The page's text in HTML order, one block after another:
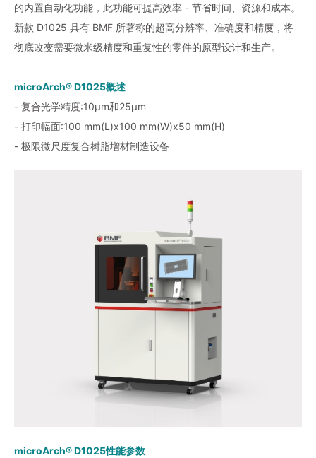
的内置自动化功能，此功能可提高效率 - 节省时间、资源和成本。
新款 D1025 具有 BMF 所著称的超高分辨率、准确度和精度，将
彻底改变需要微米级精度和重复性的零件的原型设计和生产。
microArch® D1025概述
- 复合光学精度:10μm和25μm
- 打印幅面:100 mm(L)x100 mm(W)x50 mm(H)
- 极限微尺度复合树脂增材制造设备
microArch® D1025性能参数